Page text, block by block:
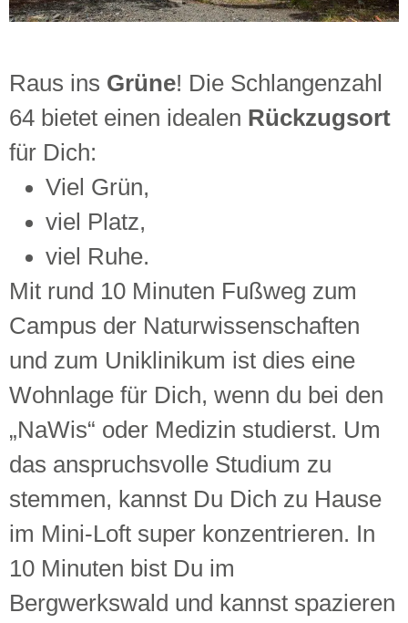
Raus ins Grüne! Die Schlangenzahl
64 bietet einen idealen Rückzugsort
für Dich:
Viel Grün,
viel Platz,
viel Ruhe.
Mit rund 10 Minuten Fußweg zum
Campus der Naturwissenschaften
und zum Uniklinikum ist dies eine
Wohnlage für Dich, wenn du bei den
„NaWis“ oder Medizin studierst. Um
das anspruchsvolle Studium zu
stemmen, kannst Du Dich zu Hause
im Mini-Loft super konzentrieren. In
10 Minuten bist Du im
Bergwerkswald und kannst spazieren